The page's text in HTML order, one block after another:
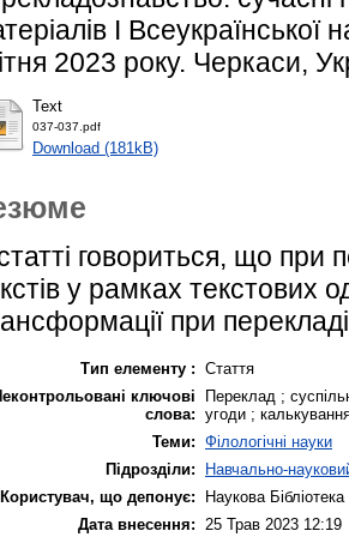
I Всеукраїнської
2023 року. Черкаси,
Text
037-037.pdf
Download (181kB)
говориться, що при
у рамках текстових
при
Тип елементу : Стаття
ключові
слова:
Переклад ;
угоди ;
Теми: Філологічні науки
Підрозділи:
Навчально-
Користувач, що депонує:
Наукова Бібліотека
Дата внесення:
25 Трав 2023 12:19